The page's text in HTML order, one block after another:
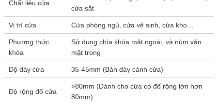
Chất liệu cửa
cửa sắt
Vị trí cửa Cửa phòng ngủ, cửa vệ sinh, cửa kho…
Phương thức
khóa
Sử dụng chìa khóa mặt ngoài, và núm vặn
mặt trong
Độ dày cửa 35-45mm (Bản dày cánh cửa)
Độ rộng đố cửa
>80mm (Dành cho cửa có đố rộng lớn hơn
80mm)